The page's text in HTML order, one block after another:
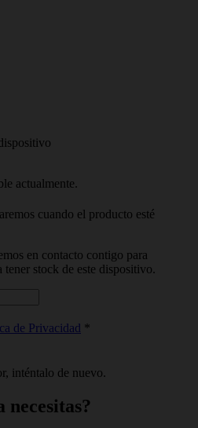
actualmente.
cuando el producto esté
en contacto contigo para
stock de este dispositivo.
de Privacidad *
inténtalo de nuevo.